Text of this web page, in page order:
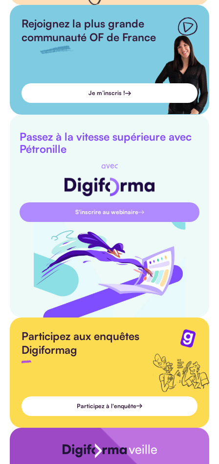
Rejoignez la plus grande
communauté OF de France
Je m’inscris !
Passez à la vitesse supérieure avec
Pétronille
avec
S'inscrire au webinaire
Participez aux enquêtes
Digiformag
Participez à l'enquête